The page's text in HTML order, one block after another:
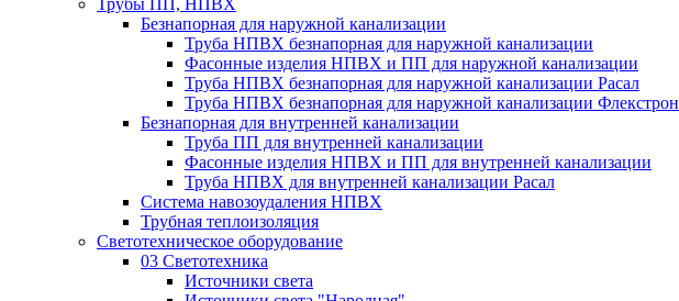
Безнапорная для наружной канализации
Труба НПВХ безнапорная для наружной канализации
Фасонные изделия НПВХ и ПП для наружной канализации
Труба НПВХ безнапорная для наружной канализации Расал
Труба НПВХ безнапорная для наружной канализации Флекстрон
Безнапорная для внутренней канализации
Труба ПП для внутренней канализации
Фасонные изделия НПВХ и ПП для внутренней канализации
Труба НПВХ для внутренней канализации Расал
Система навозоудаления НПВХ
Трубная теплоизоляция
Светотехническое оборудование
03 Светотехника
Источники света